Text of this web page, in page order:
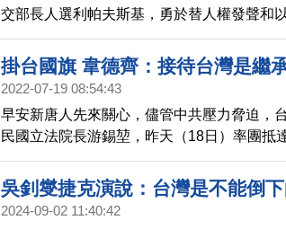
交部長人選利帕夫斯基，勇於替人權發聲和
並將台灣視為可靠的民主夥伴。按照程序，
位準閣員交談，順利的話，新政府將在12月
一反對的人選是利帕夫斯基。
掛台國旗 韋德齊：接待台灣是繼
2022-07-19 08:54:43
早安新唐人先來關心，儘管中共壓力脅迫，
民國立法院長游錫堃，昨天（18日）率團抵
參議院議長韋德齊熱烈歡迎及高規格禮遇，
統，而參議院大門和接待的座車車頭，都掛
表示，接待台灣代表團就是繼承前總統哈維
吳釗燮捷克演說：台灣是不能倒
2024-09-02 11:40:42